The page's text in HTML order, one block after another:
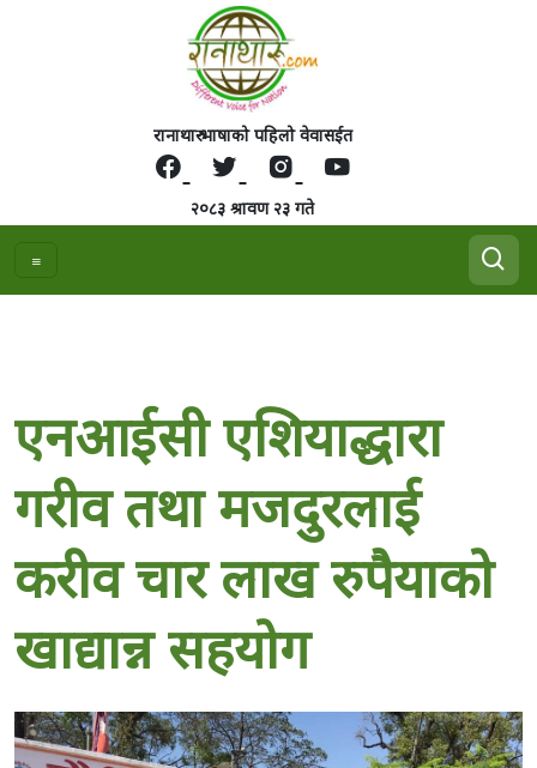
रानाथारु भाषाको पहिलो वेवासईत
२०८३ श्रावण २३ गते
एनआईसी एशियाद्धारा
गरीव तथा मजदुरलाई
करीव चार लाख रुपैयाको
खाद्यान्न सहयोग